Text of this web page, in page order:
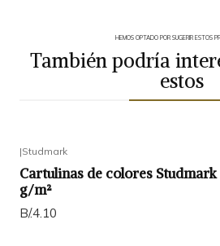
HEMOS OPTADO POR SUGERIR ESTOS
También podría
estos
|Studmark
Cartulinas de colores Studmark
g/m²
B/.4.10